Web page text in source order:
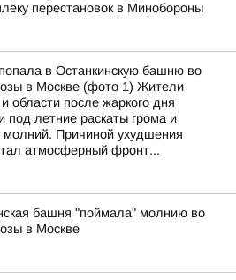
перестановок в Минобороны
в Останкинскую башню во
в Москве (фото 1) Жители
области после жаркого дня
под летние раскаты грома и
молний. Причиной ухудшения
атмосферный фронт...
башня "поймала" молнию во
в Москве